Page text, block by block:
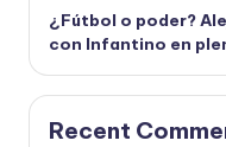
¿Fútbol o poder?
con Infantino en
Recent